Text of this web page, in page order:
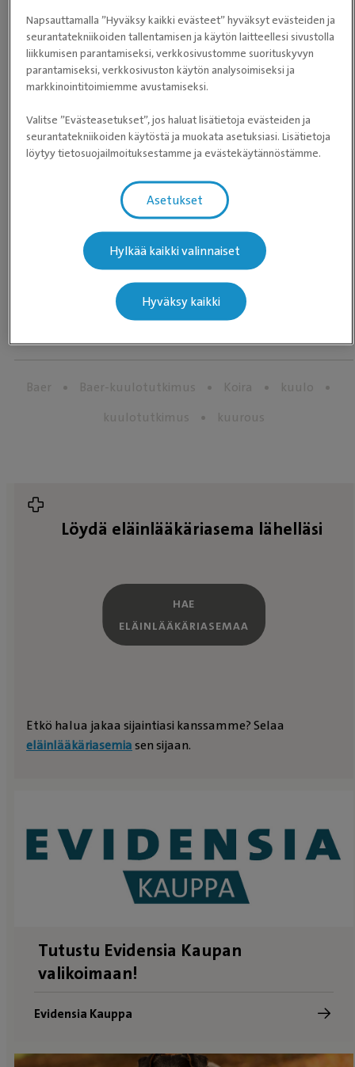
Virallinen tutkimustulos ilmoitetaan koiran huonomman
korvan mukaan. Jos siis koiran toinen korva on kuuleva ja
toinen kuuro, viralliseksi testitulokseksi kirjataan kuuro.
Kennelliiton Omakoira-rekisteriin.
Tutkimuksiin ei tarvitse lähetettä vaan ajan voi varata
puhelimitse klinikalta.Katso täältä BAER-kuulotutkimuksia
tekevät toimipisteemme.
Teksti ja kuvat: Evidensia Eläinlääkäripalvelut Oy
-
Baer Baer-kuulotutkimus Koira
kuulo
kuulotutkimus
kuurous
Löydä eläinlääkäriasema lähelläsi
HAE
ELÄINLÄÄKÄRIASEMAA
Etkö halua jakaa sijaintiasi kanssamme? Selaa
eläinlääkäriasemiasen sijaan.
Tutustu Evidensia Kaupan
valikoimaan!
Evidensia Kauppa
Napsauttamalla ”Hyväksy kaikki evästeet” hyväksyt evästeiden ja
seurantatekniikoiden tallentamisen ja käytön laitteellesi sivustolla
liikkumisen parantamiseksi, verkkosivustomme suorituskyvyn
parantamiseksi, verkkosivuston käytön analysoimiseksi ja
markkinointitoimiemme avustamiseksi.
Valitse ”Evästeasetukset”, jos haluat lisätietoja evästeiden ja
seurantatekniikoiden käytöstä ja muokata asetuksiasi. Lisätietoja
löytyy tietosuojailmoituksestamme ja evästekäytännöstämme.
Asetukset
Hylkää kaikki valinnaiset
Hyväksy kaikki